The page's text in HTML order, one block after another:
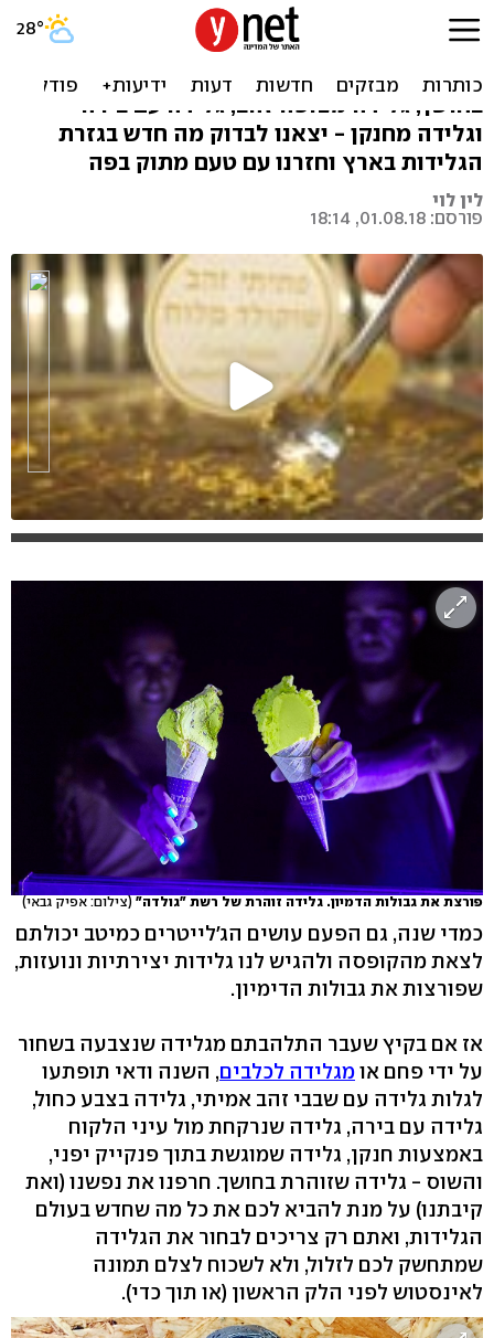
כל מה שחדש בעולם הגלידה
צאו מהקופסה (של הגלידה): גלידה זוהרת
בחושך, גלידה מצופה זהב, גלידה עם בירה
וגלידה מחנקן - יצאנו לבדוק מה חדש בגזרת
הגלידות בארץ וחזרנו עם טעם מתוק בפה
לין לוי
פורסם: 01.08.18, 18:14
פורצת את גבולות הדמיון. גלידה זוהרת של רשת "גולדה" (צילום: אפיק גבאי)
כמדי שנה, גם הפעם עושים הג'לייטרים כמיטב יכולתם
לצאת מהקופסה ולהגיש לנו גלידות יצירתיות ונועזות,
שפורצות את גבולות הדימיון.
אז אם בקיץ שעבר התלהבתם מגלידה שנצבעה בשחור
על ידי פחם אומגלידה לכלבים, השנה ודאי תופתעו
לגלות גלידה עם שבבי זהב אמיתי, גלידה בצבע כחול,
גלידה עם בירה, גלידה שנרקחת מול עיני הלקוח
באמצעות חנקן, גלידה שמוגשת בתוך פנקייק יפני,
והשוס - גלידה שזוהרת בחושך. חרפנו את נפשנו (ואת
קיבתנו) על מנת להביא לכם את כל מה שחדש בעולם
הגלידות, ואתם רק צריכים לבחור את הגלידה
שמתחשק לכם לזלול, ולא לשכוח לצלם תמונה
לאינסטוש לפני הלק הראשון (או תוך כדי).